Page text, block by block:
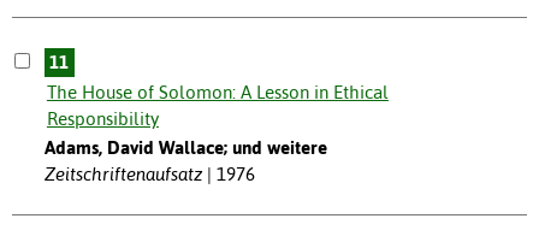
11
The House of Solomon: A Lesson in Ethical
Responsibility
Adams, David Wallace; und weitere
Zeitschriftenaufsatz
1976